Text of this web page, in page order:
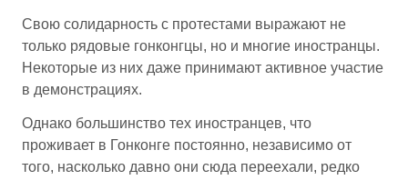
Свою солидарность с протестами выражают не
только рядовые гонконгцы, но и многие иностранцы.
Некоторые из них даже принимают активное участие
в демонстрациях.
Однако большинство тех иностранцев, что
проживает в Гонконге постоянно, независимо от
того, насколько давно они сюда переехали, редко